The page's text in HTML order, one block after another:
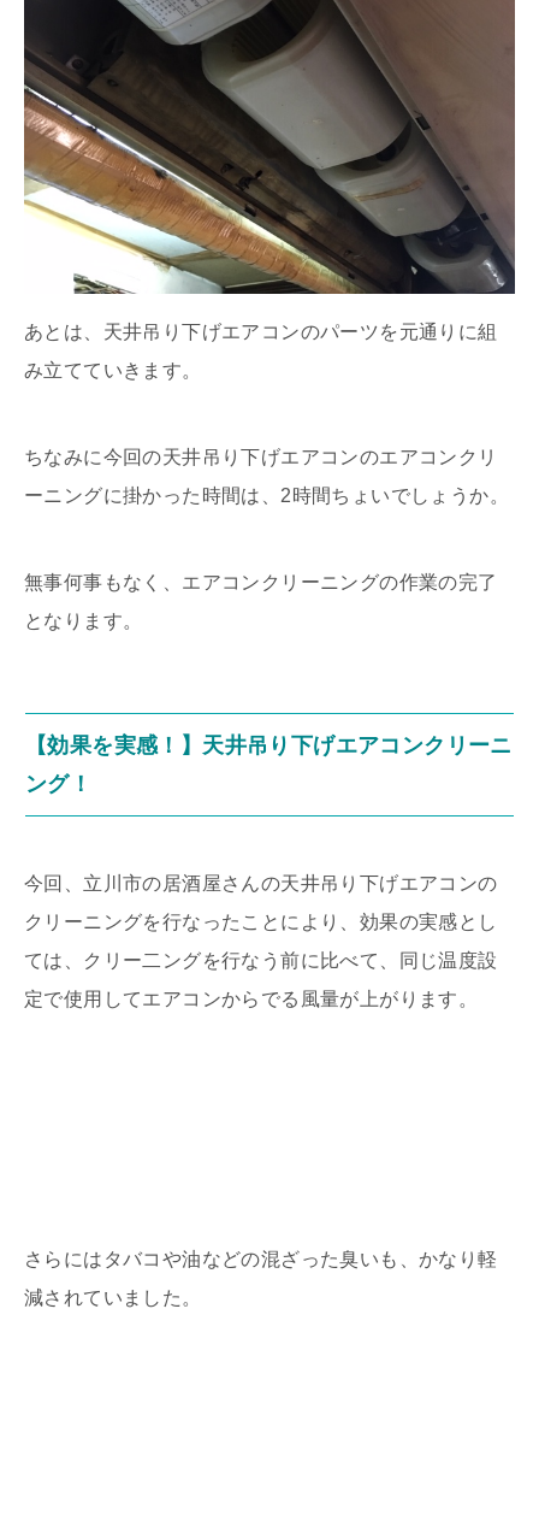
あとは、天井吊り下げエアコンのパーツを元通りに組
み立てていきます。
ちなみに今回の天井吊り下げエアコンのエアコンクリ
ーニングに掛かった時間は、2時間ちょいでしょうか。
無事何事もなく、エアコンクリーニングの作業の完了
となります。
【効果を実感！】天井吊り下げエアコンクリーニ
ング！
今回、立川市の居酒屋さんの天井吊り下げエアコンの
クリーニングを行なったことにより、効果の実感とし
ては、クリー二ングを行なう前に比べて、同じ温度設
定で使用してエアコンからでる風量が上がります。
さらにはタバコや油などの混ざった臭いも、かなり軽
減されていました。